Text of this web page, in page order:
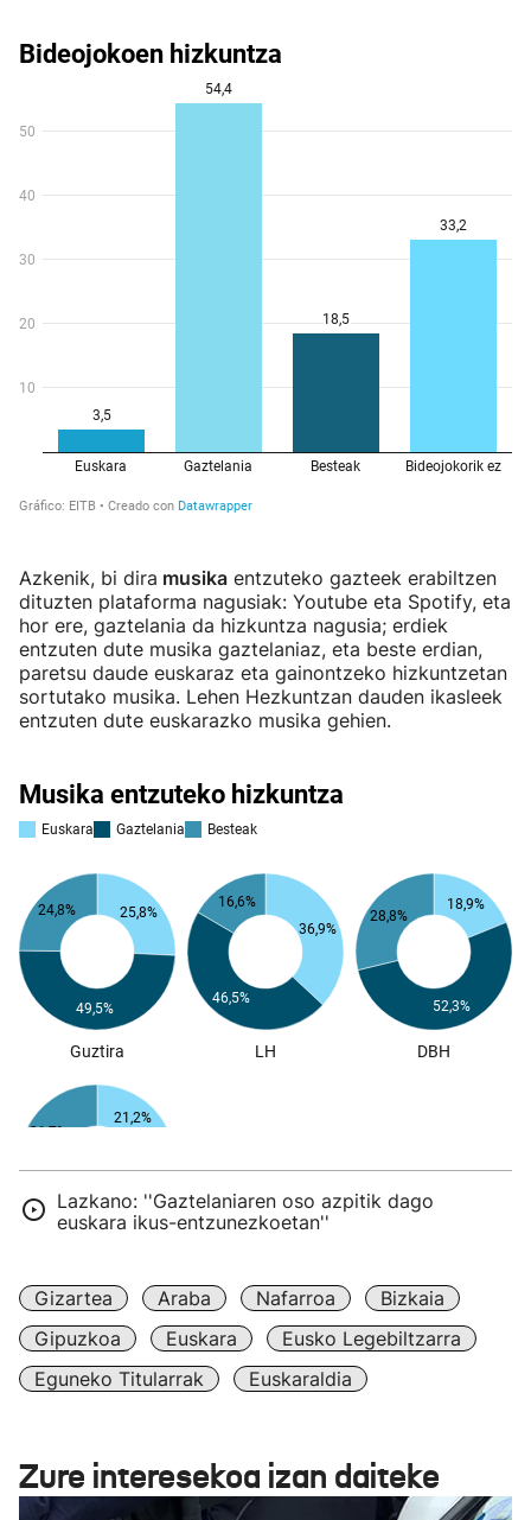
Azkenik, bi dira musika entzuteko gazteek erabiltzen
dituzten plataforma nagusiak: Youtube eta Spotify, eta
hor ere, gaztelania da hizkuntza nagusia; erdiek
entzuten dute musika gaztelaniaz, eta beste erdian,
paretsu daude euskaraz eta gainontzeko hizkuntzetan
sortutako musika. Lehen Hezkuntzan dauden ikasleek
entzuten dute euskarazko musika gehien.
Lazkano: ''Gaztelaniaren oso azpitik dago
euskara ikus-entzunezkoetan''
Gizartea Araba Nafarroa
Bizkaia
Gipuzkoa
Euskara
Eusko Legebiltzarra
Eguneko Titularrak
Euskaraldia
Zure interesekoa izan daiteke